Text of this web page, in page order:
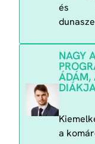
és
NAGY
ÁDÁM,
a